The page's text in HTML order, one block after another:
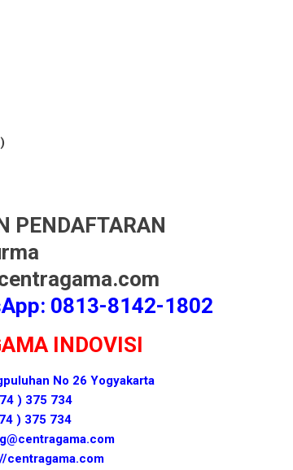
PENDAFTARAN
0813-8142-1802
INDOVISI
No 26 Yogyakarta
) 375 734
) 375 734
centragama.com